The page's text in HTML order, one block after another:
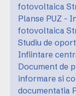
fotovoltaica
Planse PUZ -
fotovoltaica
Studiu de
Infiintare
Document de
informare si
documentatia